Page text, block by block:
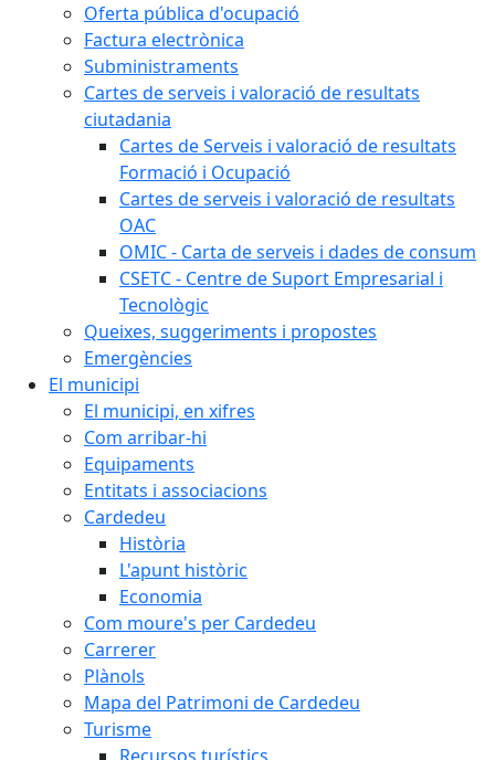
Oferta pública d'ocupació
Factura electrònica
Subministraments
Cartes de serveis i valoració de resultats
ciutadania
Cartes de Serveis i valoració de resultats
Formació i Ocupació
Cartes de serveis i valoració de resultats
OAC
OMIC - Carta de serveis i dades de consum
CSETC - Centre de Suport Empresarial i
Tecnològic
Queixes, suggeriments i propostes
Emergències
El municipi
El municipi, en xifres
Com arribar-hi
Equipaments
Entitats i associacions
Cardedeu
Història
L'apunt històric
Economia
Com moure's per Cardedeu
Carrerer
Plànols
Mapa del Patrimoni de Cardedeu
Turisme